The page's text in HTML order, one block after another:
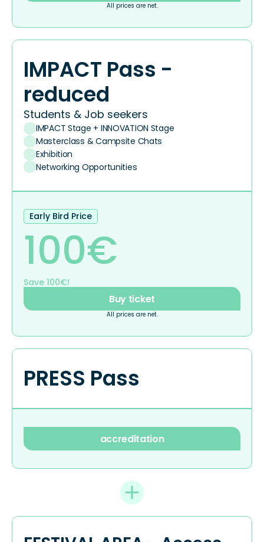
All prices are net.
IMPACT Pass -
reduced
Students & Job seekers
IMPACT Stage + INNOVATION Stage
Masterclass & Campsite Chats
Exhibition
Networking Opportunities
Early Bird Price
100€
Save 100€!
Buy ticket
All prices are net.
PRESS Pass
accreditation